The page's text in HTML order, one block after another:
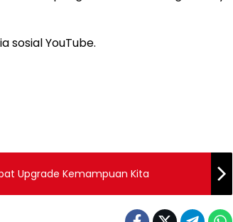
sosial YouTube.
Upgrade Kemampuan Kita